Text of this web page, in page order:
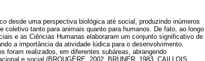
desde uma perspectiva biológica até social, produzindo inúmeros
tanto para animais quanto para humanos. De fato, ao longo
e as Ciências Humanas elaboraram um conjunto significativo de
a importância da atividade lúdica para o desenvolvimento.
foram realizados, em diferentes subáreas, abrangendo
e social (BROUGÈRE, 2002, BRUNER, 1983, CAILLOIS,